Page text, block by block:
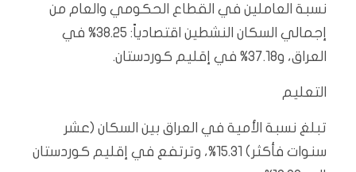
نسبة العاملين في القطاع الحكومي والعام من
إجمالي السكان النشطين اقتصادياً: 38.25% في
العراق، و37.18% في إقليم كوردستان.
التعليم
تبلغ نسبة الأمية في العراق بين السكان (عشر
سنوات فأكثر) 15.31%، وترتفع في إقليم كوردستان